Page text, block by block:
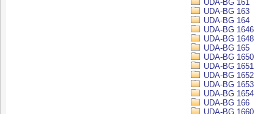
UDA-BG 161
UDA-BG 163
UDA-BG 164
UDA-BG 1646
UDA-BG 1648
UDA-BG 165
UDA-BG 1650
UDA-BG 1651
UDA-BG 1652
UDA-BG 1653
UDA-BG 1654
UDA-BG 166
UDA-BG 1660